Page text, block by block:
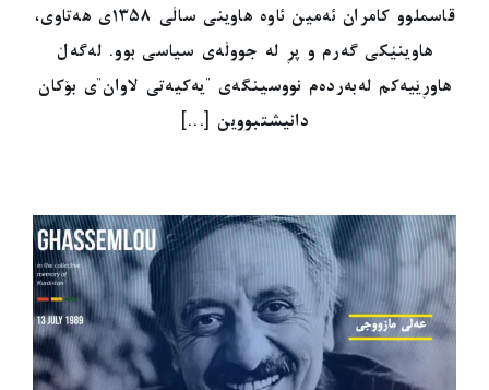
قاسملوو کامران ئەمین ئاوە هاوینی ساڵی ١٣٥٨ی هەتاوی،
هاوینێکی گەرم و پڕ لە جووڵەی سیاسی بوو. لەگەڵ
هاوڕێیەکم لەبەردەم نووسینگەی "یەکیەتی لاوان"ی بۆکان
دانیشتبووین [...]